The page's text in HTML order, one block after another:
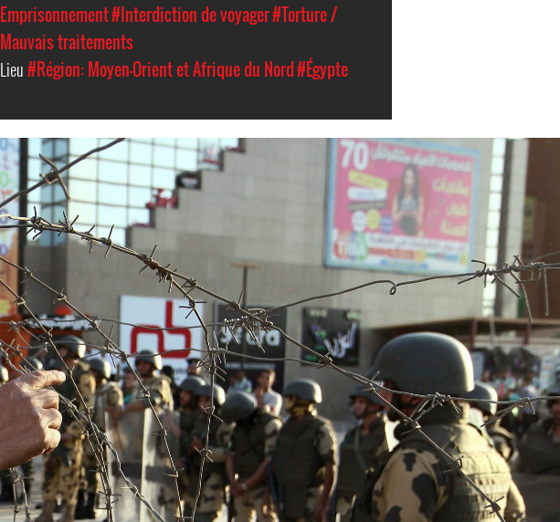
Emprisonnement#Interdiction de voyager#Torture /
Mauvais traitements
Lieu#Région: Moyen-Orient et Afrique du Nord#Égypte